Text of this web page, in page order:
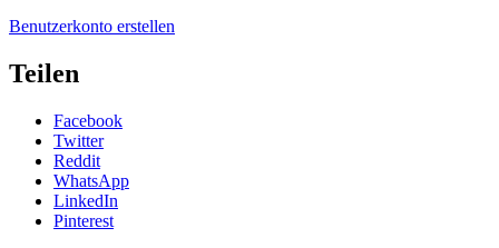
Benutzerkonto erstellen
Teilen
Facebook
Twitter
Reddit
WhatsApp
LinkedIn
Pinterest